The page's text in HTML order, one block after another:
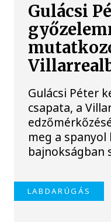
Gulácsi
Gulácsi Péter
csapata, a
meg a
bajnokságban
LABDARÚGÁS